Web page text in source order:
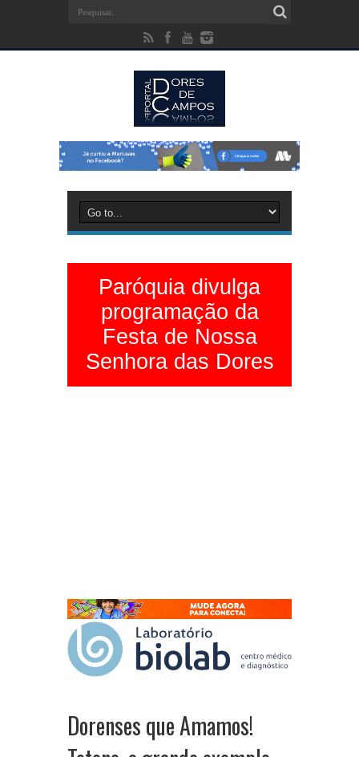
Paróquia divulga
programação da
Festa de Nossa
Senhora das Dores
Dorenses que Amamos!